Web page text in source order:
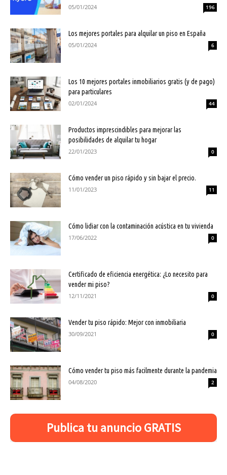
05/01/2024 196
Los mejores portales para alquilar un piso en España
05/01/2024 6
Los 10 mejores portales inmobiliarios gratis (y de pago)
para particulares
02/01/2024 44
Productos imprescindibles para mejorar las
posibilidades de alquilar tu hogar
22/01/2023 0
Cómo vender un piso rápido y sin bajar el precio.
11/01/2023 11
Cómo lidiar con la contaminación acústica en tu vivienda
17/06/2022 0
Certificado de eficiencia energética: ¿Lo necesito para
vender mi piso?
12/11/2021 0
Vender tu piso rápido: Mejor con inmobiliaria
30/09/2021 0
Cómo vender tu piso más facilmente durante la pandemia
04/08/2020 2
Publica tu anuncio GRATIS